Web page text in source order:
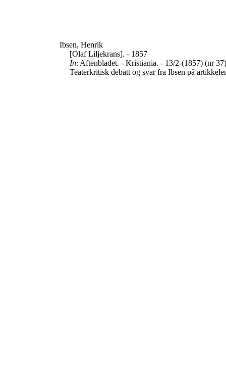
Ibsen, Henrik
[Olaf Liljekrans]. - 1857
In: Aftenbladet. - Kristiania. - 13/2-(1857) (nr 37)
Teaterkritisk debatt og svar fra Ibsen på